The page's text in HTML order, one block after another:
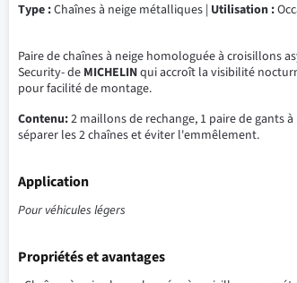
Type :Chaînes à neige métalliques | Utilisation :
Paire de chaînes à neige homologuée à croisillons
Security- de MICHELINqui accroît la visibilité
pour facilité de montage.
Contenu:2 maillons de rechange, 1 paire de gants
séparer les 2 chaînes et éviter l'emmêlement.
Application
Pour véhicules légers
Propriétés et avantages